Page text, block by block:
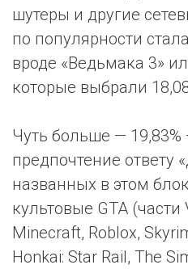
шутеры и другие
по популярности
вроде «Ведьмака 3»
которые выбрали
Чуть больше — 19,83%
предпочтение ответу
названных в этом
культовые GTA (части
Minecraft, Roblox,
Honkai: Star Rail, The